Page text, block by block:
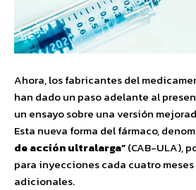
Ahora, los fabricantes del
han dado un paso adelante al
un ensayo sobre una versión
Esta nueva forma del fármaco,
de acción ultralarga”(CAB-ULA),
para inyecciones cada cuatro
adicionales.